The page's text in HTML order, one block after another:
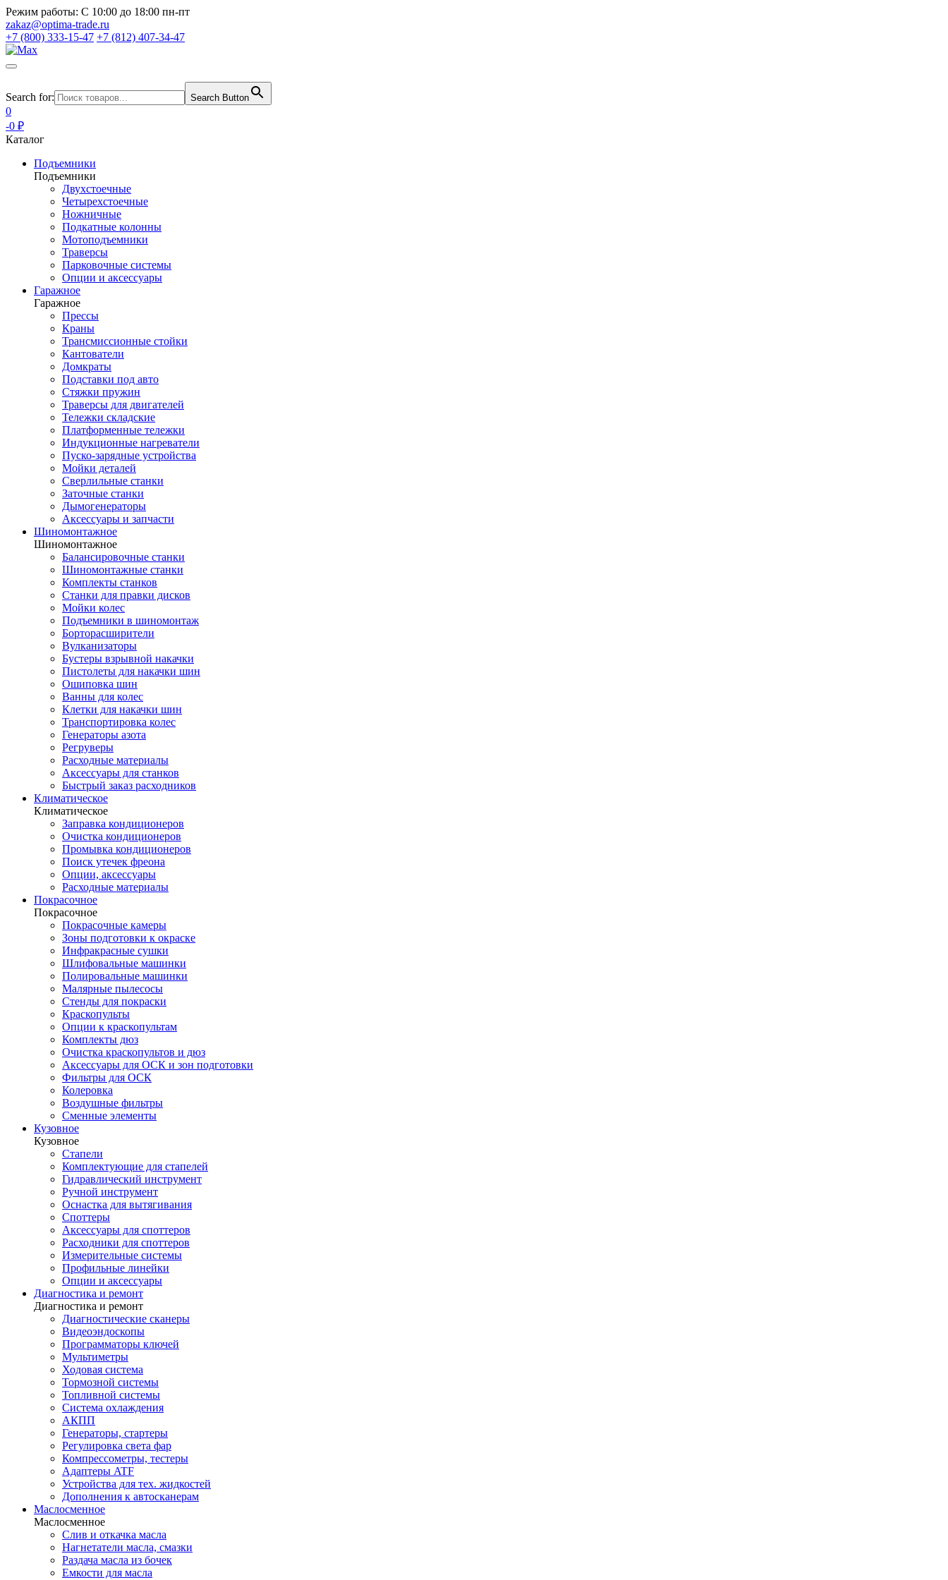
Режим работы: С 10:00 до 18:00 пн-пт
zakaz@optima-trade.ru
+7 (800) 333-15-47 +7 (812) 407-34-47
Search for: Search Button
0
-0 ₽
Каталог
Подъемники
Подъемники
Двухстоечные
Четырехстоечные
Ножничные
Подкатные колонны
Мотоподъемники
Траверсы
Парковочные системы
Опции и аксессуары
Гаражное
Гаражное
Прессы
Краны
Трансмиссионные стойки
Кантователи
Домкраты
Подставки под авто
Стяжки пружин
Траверсы для двигателей
Тележки складские
Платформенные тележки
Индукционные нагреватели
Пуско-зарядные устройства
Мойки деталей
Сверлильные станки
Заточные станки
Дымогенераторы
Аксессуары и запчасти
Шиномонтажное
Шиномонтажное
Балансировочные станки
Шиномонтажные станки
Комплекты станков
Станки для правки дисков
Мойки колес
Подъемники в шиномонтаж
Борторасширители
Вулканизаторы
Бустеры взрывной накачки
Пистолеты для накачки шин
Ошиповка шин
Ванны для колес
Клетки для накачки шин
Транспортировка колес
Генераторы азота
Регруверы
Расходные материалы
Аксессуары для станков
Быстрый заказ расходников
Климатическое
Климатическое
Заправка кондиционеров
Очистка кондиционеров
Промывка кондиционеров
Поиск утечек фреона
Опции, аксессуары
Расходные материалы
Покрасочное
Покрасочное
Покрасочные камеры
Зоны подготовки к окраске
Инфракрасные сушки
Шлифовальные машинки
Полировальные машинки
Малярные пылесосы
Стенды для покраски
Краскопульты
Опции к краскопультам
Комплекты дюз
Очистка краскопультов и дюз
Аксессуары для ОСК и зон подготовки
Фильтры для ОСК
Колеровка
Воздушные фильтры
Сменные элементы
Кузовное
Кузовное
Стапели
Комплектующие для стапелей
Гидравлический инструмент
Ручной инструмент
Оснастка для вытягивания
Споттеры
Аксессуары для споттеров
Расходники для споттеров
Измерительные системы
Профильные линейки
Опции и аксессуары
Диагностика и ремонт
Диагностика и ремонт
Диагностические сканеры
Видеоэндоскопы
Программаторы ключей
Мультиметры
Ходовая система
Тормозной системы
Топливной системы
Система охлаждения
АКПП
Генераторы, стартеры
Регулировка света фар
Компрессометры, тестеры
Адаптеры ATF
Устройства для тех. жидкостей
Дополнения к автосканерам
Маслосменное
Маслосменное
Слив и откачка масла
Нагнетатели масла, смазки
Раздача масла из бочек
Емкости для масла